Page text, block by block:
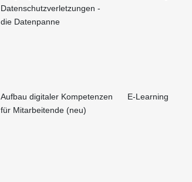
Datenschutzverletzungen -
die Datenpanne
Aufbau digitaler Kompetenzen
für Mitarbeitende (neu)
E-Learning